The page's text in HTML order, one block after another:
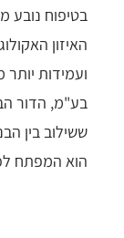
בטיפוח נובע
האיזון
ועמידות
בע"מ, הדור
ששילוב בין
הוא המפתח